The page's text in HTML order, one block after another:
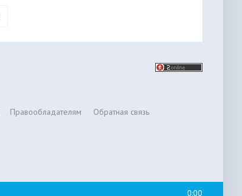
Правообладателям Обратная связь
0:00